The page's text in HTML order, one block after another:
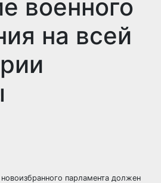
военного
на всей
парламента должен